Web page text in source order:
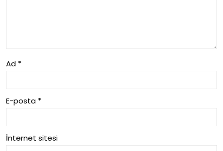
Ad *
E-posta *
İnternet sitesi